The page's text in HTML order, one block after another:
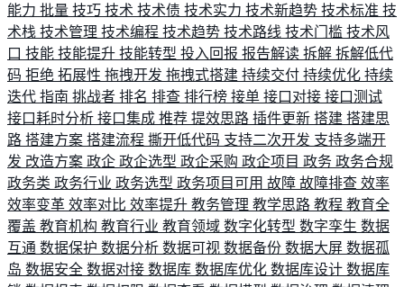
能力 批量 技巧 技术 技术债 技术实力 技术新趋势 技术标准 技
术栈 技术管理 技术编程 技术趋势 技术路线 技术门槛 技术风
口 技能 技能提升 技能转型 投入回报 报告解读 拆解 拆解低代
码 拒绝 拓展性 拖拽开发 拖拽式搭建 持续交付 持续优化 持续
迭代 指南 挑战者 排名 排查 排行榜 接单 接口对接 接口测试
接口耗时分析 接口集成 推荐 提效思路 插件更新 搭建 搭建思
路 搭建方案 搭建流程 撕开低代码 支持二次开发 支持多端开
发 改造方案 政企 政企选型 政企采购 政企项目 政务 政务合规
政务类 政务行业 政务选型 政务项目可用 故障 故障排查 效率
效率变革 效率对比 效率提升 教务管理 教学思路 教程 教育全
覆盖 教育机构 教育行业 教育领域 数字化转型 数字孪生 数据
互通 数据保护 数据分析 数据可视 数据备份 数据大屏 数据孤
岛 数据安全 数据对接 数据库 数据库优化 数据库设计 数据库